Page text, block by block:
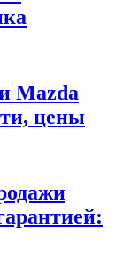
Mazda
цены